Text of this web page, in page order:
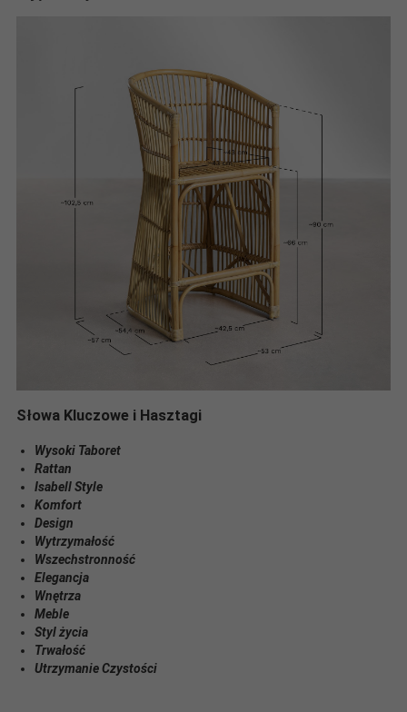
Słowa Kluczowe i Hasztagi
Wysoki Taboret
Rattan
Isabell Style
Komfort
Design
Wytrzymałość
Wszechstronność
Elegancja
Wnętrza
Meble
Styl życia
Trwałość
Utrzymanie Czystości